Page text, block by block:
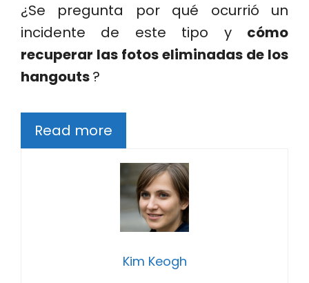
¿Se pregunta por qué ocurrió un
incidente de este tipo y cómo
recuperar las fotos eliminadas de los
hangouts?
Read more
Kim Keogh